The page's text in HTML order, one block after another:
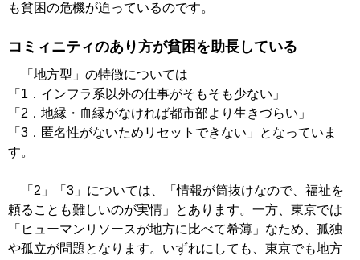
も貧困の危機が迫っているのです。
コミィニティのあり方が貧困を助長している
「地方型」の特徴については
「1．インフラ系以外の仕事がそもそも少ない」
「2．地縁・血縁がなければ都市部より生きづらい」
「3．匿名性がないためリセットできない」となっていま
す。
「2」「3」については、「情報が筒抜けなので、福祉を
頼ることも難しいのが実情」とあります。一方、東京では
「ヒューマンリソースが地方に比べて希薄」なため、孤独
や孤立が問題となります。いずれにしても、東京でも地方